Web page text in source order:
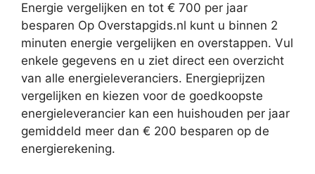
Energie vergelijken en tot € 700 per jaar
besparen Op Overstapgids.nl kunt u binnen 2
minuten energie vergelijken en overstappen. Vul
enkele gegevens en u ziet direct een overzicht
van alle energieleveranciers. Energieprijzen
vergelijken en kiezen voor de goedkoopste
energieleverancier kan een huishouden per jaar
gemiddeld meer dan € 200 besparen op de
energierekening.